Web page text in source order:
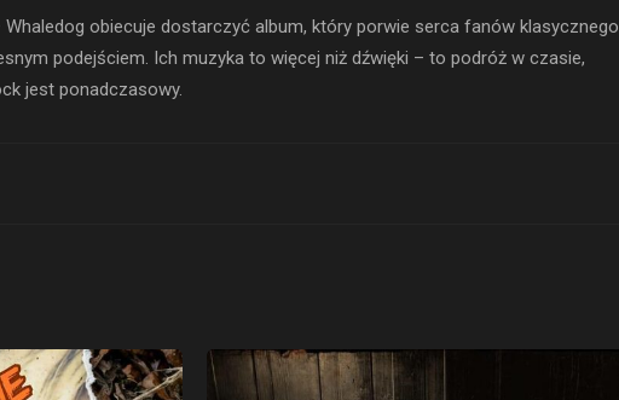
obiecuje dostarczyć album, który porwie serca fanów klasycznego
podejściem. Ich muzyka to więcej niż dźwięki – to podróż w czasie,
jest ponadczasowy.